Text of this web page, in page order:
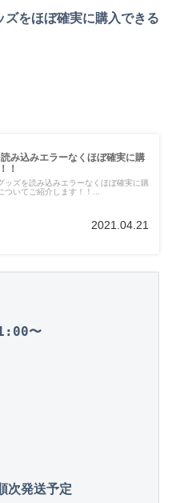
ズをほぼ確実に購入できる
み込みエラーなくほぼ確実に購
！
ッズを読み込みエラーなくほぼ確実に購
ついてご紹介します！！...
2021.04.21
〜
次発送予定